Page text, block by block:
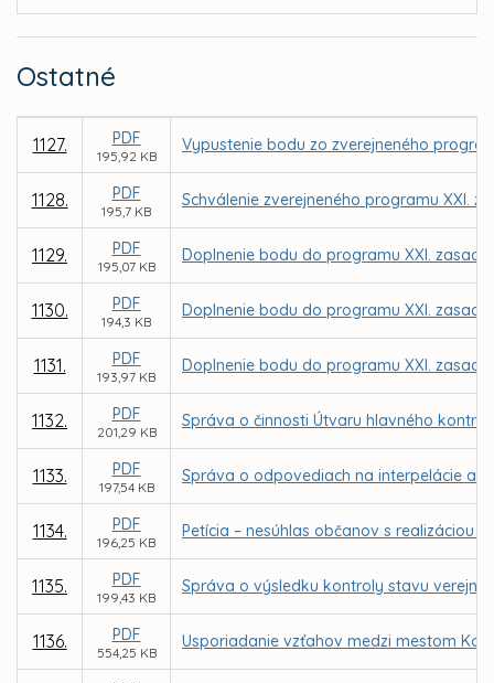
Ostatné
1127. PDF
195,92 KB
Vypustenie bodu zo zverejneného
1128. PDF
195,7 KB
Schválenie zverejneného programu XXI.
1129. PDF
195,07 KB
Doplnenie bodu do programu XXI.
1130. PDF
194,3 KB
Doplnenie bodu do programu XXI.
1131. PDF
193,97 KB
Doplnenie bodu do programu XXI.
1132. PDF
201,29 KB
Správa o činnosti Útvaru hlavného
1133. PDF
197,54 KB
Správa o odpovediach na interpelácie a
1134. PDF
196,25 KB
Petícia – nesúhlas občanov s realizáciou
1135. PDF
199,43 KB
Správa o výsledku kontroly stavu
1136. PDF
554,25 KB
Usporiadanie vzťahov medzi mestom